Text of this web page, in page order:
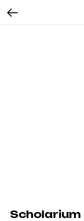
Scholarium